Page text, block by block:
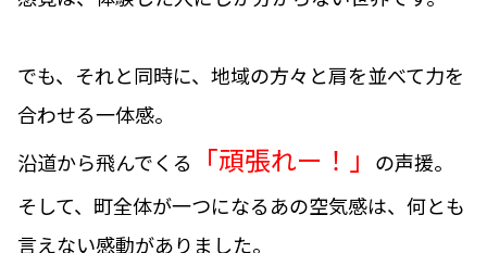
でも、それと同時に、地域の方々と肩を並べて力を
合わせる一体感。
沿道から飛んでくる
「頑張れー！」
の声援。
そして、町全体が一つになるあの空気感は、何とも
言えない感動がありました。